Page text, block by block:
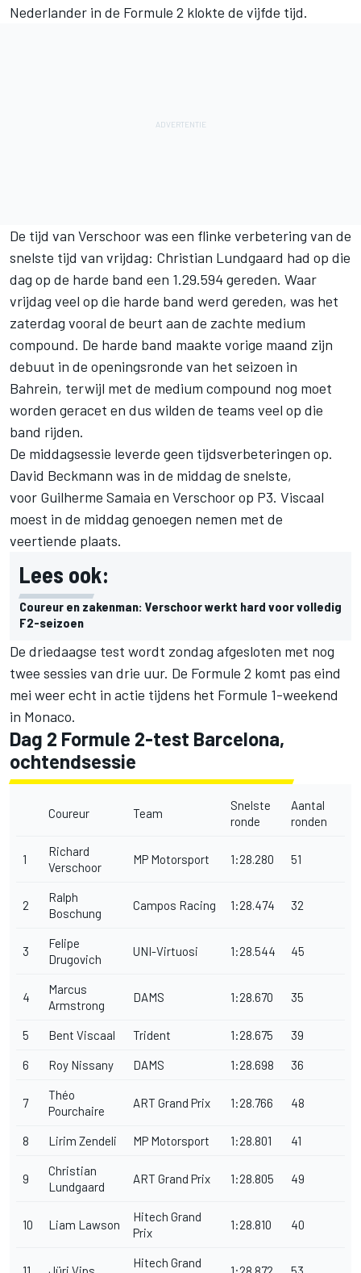
Nederlander in de Formule 2 klokte de vijfde tijd.
De tijd van Verschoor was een flinke verbetering van de
snelste tijd van vrijdag: Christian Lundgaard had op die
dag op de harde band een 1.29.594 gereden. Waar
vrijdag veel op die harde band werd gereden, was het
zaterdag vooral de beurt aan de zachte medium
compound. De harde band maakte vorige maand zijn
debuut in de openingsronde van het seizoen in
Bahrein, terwijl met de medium compound nog moet
worden geracet en dus wilden de teams veel op die
band rijden.
De middagsessie leverde geen tijdsverbeteringen op.
David Beckmann was in de middag de snelste,
voor Guilherme Samaia en Verschoor op P3. Viscaal
moest in de middag genoegen nemen met de
veertiende plaats.
Lees ook:
Coureur en zakenman: Verschoor werkt hard voor volledig
F2-seizoen
De driedaagse test wordt zondag afgesloten met nog
twee sessies van drie uur. De Formule 2 komt pas eind
mei weer echt in actie tijdens het Formule 1-weekend
in Monaco.
Dag 2 Formule 2-test Barcelona,
ochtendsessie
Coureur Team
Snelste
ronde
Aantal
ronden
1
Richard
Verschoor
MP Motorsport 1:28.280 51
2
Ralph
Boschung
Campos Racing 1:28.474 32
3
Felipe
Drugovich
UNI-Virtuosi 1:28.544 45
4
Marcus
Armstrong
DAMS 1:28.670 35
5 Bent Viscaal Trident 1:28.675 39
6 Roy Nissany DAMS 1:28.698 36
7
Théo
Pourchaire
ART Grand Prix 1:28.766 48
8 Lirim Zendeli MP Motorsport 1:28.801 41
9
Christian
Lundgaard
ART Grand Prix 1:28.805 49
10 Liam Lawson
Hitech Grand
Prix
1:28.810 40
Hitech Grand